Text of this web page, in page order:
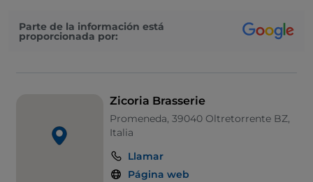
Parte de la información está
proporcionada por:
Zicoria Brasserie
Promeneda, 39040 Oltretorrente BZ,
Italia
Llamar
Página web